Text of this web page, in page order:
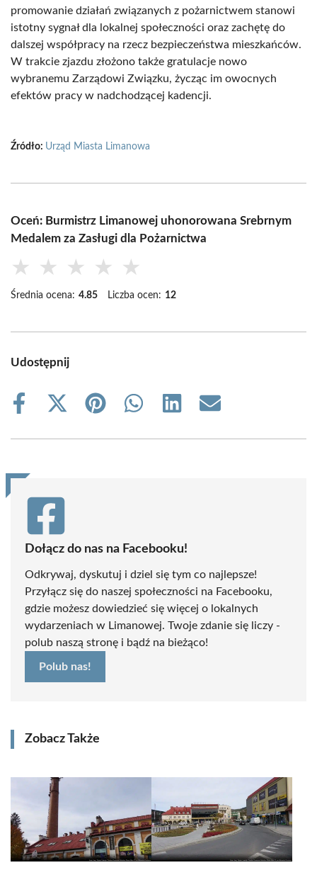
promowanie działań związanych z pożarnictwem stanowi
istotny sygnał dla lokalnej społeczności oraz zachętę do
dalszej współpracy na rzecz bezpieczeństwa mieszkańców.
W trakcie zjazdu złożono także gratulacje nowo
wybranemu Zarządowi Związku, życząc im owocnych
efektów pracy w nadchodzącej kadencji.
Źródło: Urząd Miasta Limanowa
Oceń: Burmistrz Limanowej uhonorowana Srebrnym
Medalem za Zasługi dla Pożarnictwa
★ ★ ★ ★ ★
Średnia ocena: 4.85 Liczba ocen: 12
Udostępnij
Share
Share
(Twitter)
Share
Share
Share
Share
Dołącz do nas na Facebooku!
Odkrywaj, dyskutuj i dziel się tym co najlepsze!
Przyłącz się do naszej społeczności na Facebooku,
gdzie możesz dowiedzieć się więcej o lokalnych
wydarzeniach w Limanowej. Twoje zdanie się liczy -
polub naszą stronę i bądź na bieżąco!
Polub nas!
Zobacz Także